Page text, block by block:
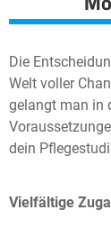
Die
Welt voller
gelangt man in
dein
Vielfältige